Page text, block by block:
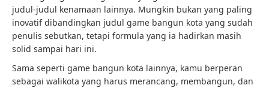
judul-judul kenamaan lainnya. Mungkin bukan yang paling
inovatif dibandingkan judul game bangun kota yang sudah
penulis sebutkan, tetapi formula yang ia hadirkan masih
solid sampai hari ini.
Sama seperti game bangun kota lainnya, kamu berperan
sebagai walikota yang harus merancang, membangun, dan